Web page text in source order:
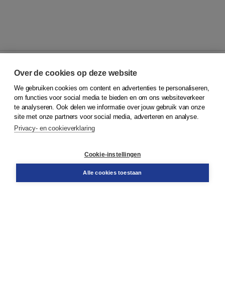
© 2026Koninklijke Boom uitgevers
Klantenservice
Service & informatie
Contact
Over de cookies op deze website
We gebruiken cookies om content en advertenties te personaliseren,
om functies voor social media te bieden en om ons websiteverkeer
te analyseren. Ook delen we informatie over jouw gebruik van onze
site met onze partners voor social media, adverteren en analyse.
Privacy- en cookieverklaring
Cookie-instellingen
Alle cookies toestaan